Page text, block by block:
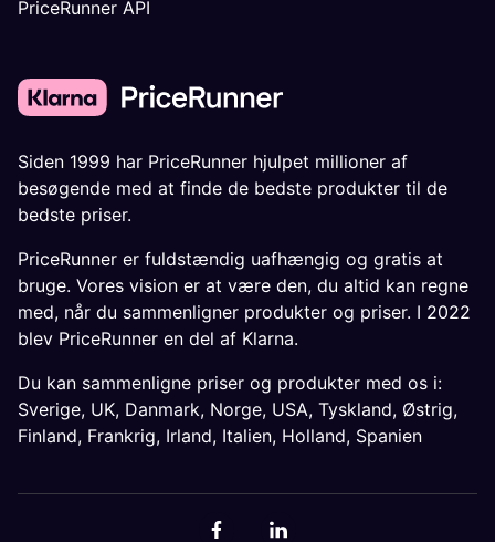
PriceRunner API
Siden 1999 har PriceRunner hjulpet millioner af
besøgende med at finde de bedste produkter til de
bedste priser.
PriceRunner er fuldstændig uafhængig og gratis at
bruge. Vores vision er at være den, du altid kan regne
med, når du sammenligner produkter og priser. I 2022
blev PriceRunner en del af Klarna.
Du kan sammenligne priser og produkter med os i:
Sverige, UK, Danmark, Norge, USA, Tyskland, Østrig,
Finland, Frankrig, Irland, Italien, Holland, Spanien